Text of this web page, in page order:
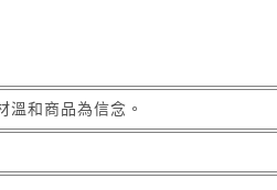
溫和商品為信念。